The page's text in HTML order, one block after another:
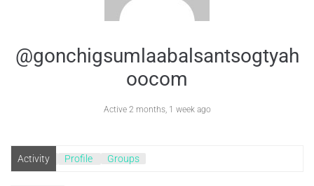
@gonchigsumlaabalsantsogtyah
oocom
Active 2 months, 1 week ago
Activity Profile Groups